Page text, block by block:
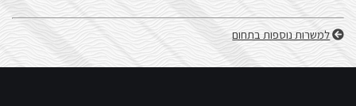
למשרות נוספות בתחום